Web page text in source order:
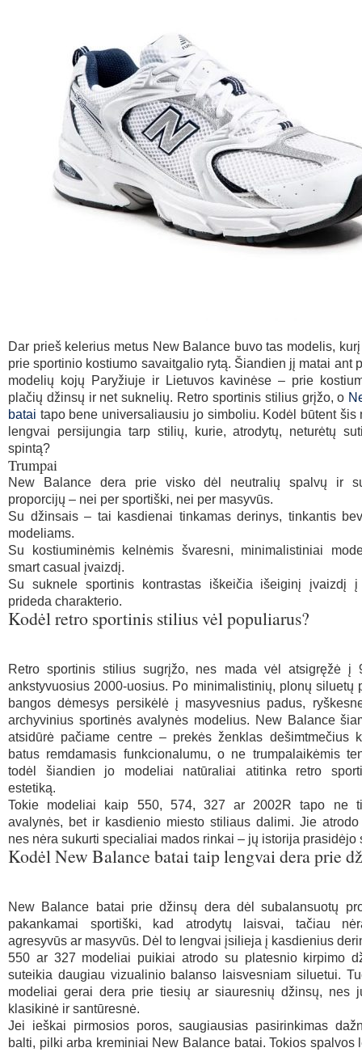
Dar prieš kelerius metus New Balance buvo tas modelis,
prie sportinio kostiumo savaitgalio rytą. Šiandien jį matai ant
modelių kojų Paryžiuje ir Lietuvos kavinėse – prie
plačių džinsų ir net suknelių. Retro sportinis stilius grįžo, o
batai tapo bene universaliausiu jo simboliu. Kodėl būtent šis
lengvai persijungia tarp stilių, kurie, atrodytų, neturėtų
spintą?
Trumpai
New Balance dera prie visko dėl neutralių spalvų ir
proporcijų – nei per sportiški, nei per masyvūs.
Su džinsais – tai kasdienai tinkamas derinys, tinkantis
modeliams.
Su kostiuminėmis kelnėmis švaresni, minimalistiniai
smart casual įvaizdį.
Su suknele sportinis kontrastas iškeičia išeiginį įvaizdį
prideda charakterio.
Kodėl retro sportinis stilius vėl populiarus?
Retro sportinis stilius sugrįžo, nes mada vėl atsigręžė į
ankstyvuosius 2000-uosius. Po minimalistinių, plonų siluetų
bangos dėmesys persikėlė į masyvesnius padus,
archyvinius sportinės avalynės modelius. New Balance
atsidūrė pačiame centre – prekės ženklas dešimtmečius
batus remdamasis funkcionalumu, o ne trumpalaikėmis
todėl šiandien jo modeliai natūraliai atitinka retro
estetiką.
Tokie modeliai kaip 550, 574, 327 ar 2002R tapo ne
avalynės, bet ir kasdienio miesto stiliaus dalimi. Jie atrodo
nes nėra sukurti specialiai mados rinkai – jų istorija prasidėjo
Kodėl New Balance batai taip lengvai dera prie
New Balance batai prie džinsų dera dėl subalansuotų
pakankamai sportiški, kad atrodytų laisvai, tačiau
agresyvūs ar masyvūs. Dėl to lengvai įsilieja į kasdienius
550 ar 327 modeliai puikiai atrodo su platesnio kirpimo
suteikia daugiau vizualinio balanso laisvesniam siluetui.
modeliai gerai dera prie tiesių ar siauresnių džinsų, nes
klasikinė ir santūresnė.
Jei ieškai pirmosios poros, saugiausias pasirinkimas
balti, pilki arba kreminiai New Balance batai. Tokios spalvos